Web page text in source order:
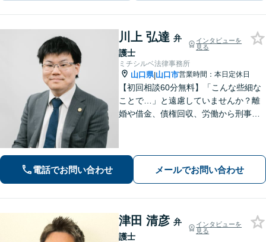
川上 弘達 弁
護士
インタビューを
見る
ミチシルベ法律事務所
山口県|山口市営業時間：本日定休日
【初回相談60分無料】「こんな些細な
ことで…」と遠慮していませんか？離
婚や借金、債権回収、労働から刑事事
心誠意お伺いいたします。気軽にご相
談ください
電話でお問い合わせ メールでお問い合わせ
津田 清彦 弁
護士
インタビューを
見る